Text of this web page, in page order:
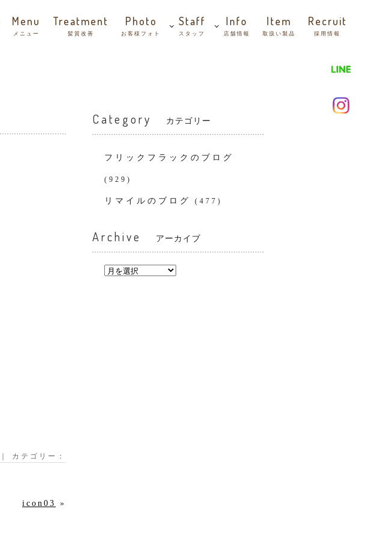
Menu
メニュー
Treatment
髪質改善
Photo
お客様フォト
Staff
スタッフ
Info
店舗情報
Item
取扱い製品
Recruit
採用情報
カテゴリー：
icon03 »
Category カテゴリー
フリックフラックのブログ
(929)
リマイルのブログ (477)
Archive アーカイブ